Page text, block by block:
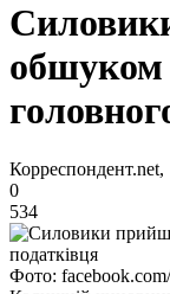
обшуком
0
534
Фото: